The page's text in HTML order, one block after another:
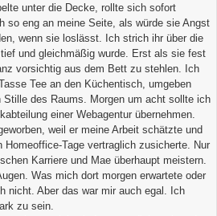
unter die Decke, rollte sich sofort
so eng an meine Seite, als würde sie Angst
wenn sie loslässt. Ich strich ihr über die
und gleichmäßig wurde. Erst als sie fest
vorsichtig aus dem Bett zu stehlen. Ich
Tee an den Küchentisch, umgeben
des Raums. Morgen um acht sollte ich
einer Webagentur übernehmen.
weil er meine Arbeit schätzte und
Homeoffice-Tage vertraglich zusicherte. Nur
Karriere und Mae überhaupt meistern.
Was mich dort morgen erwartete oder
nicht. Aber das war mir auch egal. Ich
zu sein.